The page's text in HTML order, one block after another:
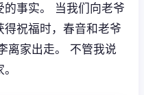
事实。 当我们向老爷
祝福时，春音和老爷
离家出走。 不管我说